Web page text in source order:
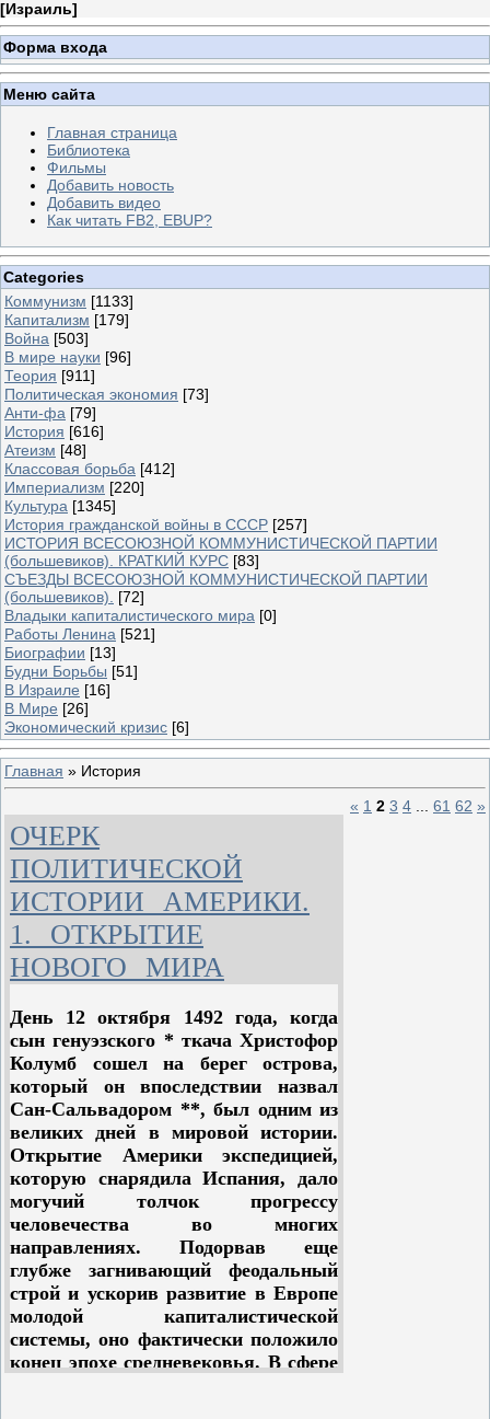
[Израиль]
Форма входа
Меню сайта
Главная страница
Библиотека
Фильмы
Добавить новость
Добавить видео
Как читать FB2, EBUP?
Categories
Коммунизм [1133]
Капитализм [179]
Война [503]
В мире науки [96]
Теория [911]
Политическая экономия [73]
Анти-фа [79]
История [616]
Атеизм [48]
Классовая борьба [412]
Империализм [220]
Культура [1345]
История гражданской войны в СССР [257]
ИСТОРИЯ ВСЕСОЮЗНОЙ КОММУНИСТИЧЕСКОЙ ПАРТИИ
(большевиков). КРАТКИЙ КУРС [83]
СЪЕЗДЫ ВСЕСОЮЗНОЙ КОММУНИСТИЧЕСКОЙ ПАРТИИ
(большевиков).
[72]
Владыки капиталистического мира [0]
Работы Ленина [521]
Биографии [13]
Будни Борьбы [51]
В Израиле [16]
В Мире [26]
Экономический кризис [6]
Главная » История
« 1 2 3 4 61 62 »
ОЧЕРК
ПОЛИТИЧЕСКОЙ
ИСТОРИИ АМЕРИКИ.
1. ОТКРЫТИЕ
НОВОГО МИРА
День 12 октября 1492 года, когда
сын генуэзского * ткача Христофор
Колумб сошел на берег острова,
который он впоследствии назвал
Сан-Сальвадором **, был одним из
великих дней в мировой истории.
Открытие Америки экспедицией,
которую снарядила Испания, дало
могучий толчок прогрессу
человечества во многих
направлениях. Подорвав еще
глубже загнивающий феодальный
строй и ускорив развитие в Европе
молодой капиталистической
системы, оно фактически положило
конец эпохе средневековья. В сфере